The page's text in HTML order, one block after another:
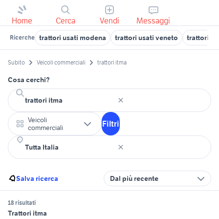
Home Cerca Vendi Messaggi
Ricerche trattori usati modena trattori usati veneto trattori
Subito Veicoli commerciali trattori itma
Cosa cerchi?
Veicoli
commerciali
Filtri
Salva ricerca Dal più recente
18 risultati
Trattori itma